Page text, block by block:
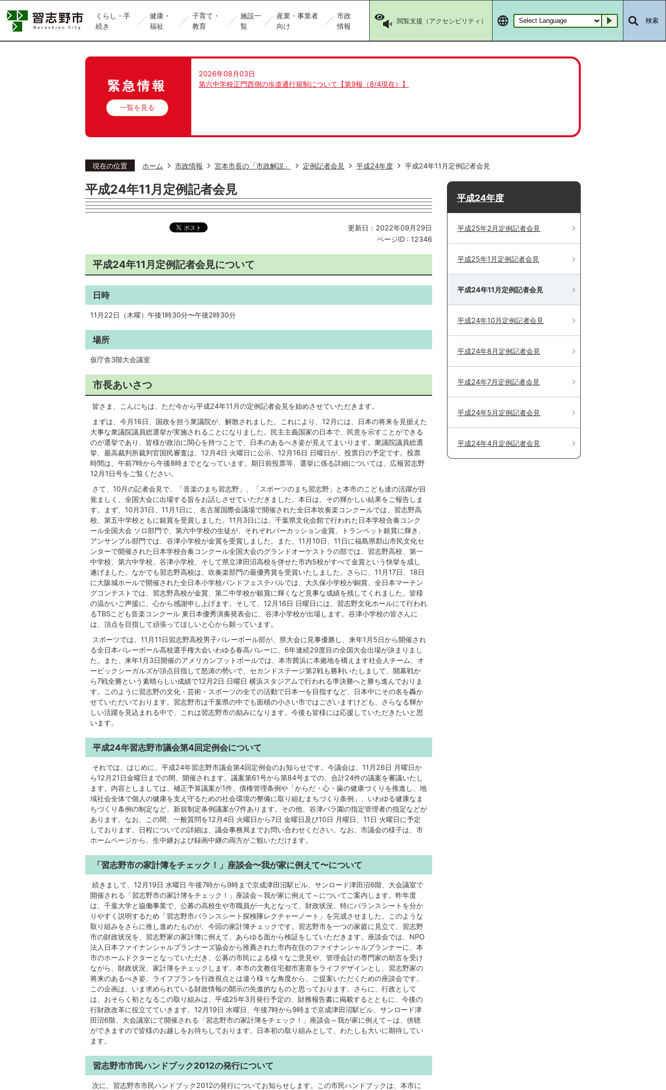
くらし・手
続き
健康・
福祉
子育て・
教育
施設一
覧
産業・事業者
向け
市政
情報
閲覧支援（アクセシビリティ） Go 検索
緊急情報
一覧を見る
2026年08月03日
第六中学校正門西側の歩道通行規制について【第9報（8/4現在）】
現在の位置 ホーム 市政情報 宮本市長の「市政解説」 定例記者会見 平成24年度 平成24年11月定例記者会見
平成24年11月定例記者会見
更新日：2022年09月29日
ページID : 12346
平成24年11月定例記者会見について
日時
11月22日（木曜）午後1時30分〜午後2時30分
場所
仮庁舎3階大会議室
市長あいさつ
皆さま、こんにちは、ただ今から平成24年11月の定例記者会見を始めさせていただきます。
まずは、今月16日、国政を担う衆議院が、解散されました。これにより、12月には、日本の将来を見据えた
大事な衆議院議員総選挙が実施されることになりました。民主主義国家の日本で、民意を示すことができる
のが選挙であり、皆様が政治に関心を持つことで、日本のあるべき姿が見えてまいります。衆議院議員総選
挙、最高裁判所裁判官国民審査は、12月4日 火曜日に公示、12月16日 日曜日が、投票日の予定です。投票
時間は、午前7時から午後8時までとなっています。期日前投票等、選挙に係る詳細については、広報習志野
12月1日号をご覧ください。
さて、10月の記者会見で、「音楽のまち習志野」、「スポーツのまち習志野」と本市のこども達の活躍が目
覚ましく、全国大会に出場する旨をお話しさせていただきました。本日は、その輝かしい結果をご報告しま
す。まず、10月31日、11月1日に、名古屋国際会議場で開催された全日本吹奏楽コンクールでは、習志野高
校、第五中学校ともに銀賞を受賞しました。11月3日には、千葉県文化会館で行われた日本学校合奏コンク
ール全国大会 ソロ部門で、第六中学校の生徒が、それぞれパーカッション金賞、トランペット銀賞に輝き、
アンサンブル部門では、谷津小学校が金賞を受賞しました。また、11月10日、11日に福島県郡山市民文化セ
ンターで開催された日本学校合奏コンクール全国大会のグランドオーケストラの部では、習志野高校、第一
中学校、第六中学校、谷津小学校、そして県立津田沼高校を併せた市内5校がすべて金賞という快挙を成し
遂げました。なかでも習志野高校は、吹奏楽部門の最優秀賞を受賞いたしました。さらに、11月17日、18日
に大阪城ホールで開催された全日本小学校バンドフェステバルでは、大久保小学校が銅賞、全日本マーチン
グコンテストでは、習志野高校が金賞、第二中学校が銀賞に輝くなど見事な成績を残してくれました。皆様
の温かいご声援に、心から感謝申し上げます。そして、12月16日 日曜日には、習志野文化ホールにて行われ
るTBSこども音楽コンクール 東日本優秀演奏発表会に、谷津小学校が出場します。谷津小学校の皆さんに
は、頂点を目指して頑張ってほしいと心から願っています。
スポーツでは、11月11日習志野高校男子バレーボール部が、県大会に見事優勝し、来年1月5日から開催され
る全日本バレーボール高校選手権大会いわゆる春高バレーに、6年連続29度目の全国大会出場が決まりまし
た。また、来年1月3日開催のアメリカンフットボールでは、本市茜浜に本拠地を構えます社会人チーム、オ
ービックシーガルズが頂点目指して怒涛の勢いで、セカンドステージ第2戦も勝利いたしまして、開幕戦か
ら7戦全勝という素晴らしい成績で12月2日 日曜日 横浜スタジアムで行われる準決勝へと勝ち進んでおりま
す。このように習志野の文化・芸術・スポーツの全ての活動で日本一を目指すなど、日本中にその名を轟か
せていただいております。習志野市は千葉県の中でも面積の小さい市ではございますけども、さらなる輝か
しい活躍を見込まれる中で、これは習志野市の励みになります。今後も皆様には応援していただきたいと思
います。
平成24年習志野市議会第4回定例会について
それでは、はじめに、平成24年習志野市議会第4回定例会のお知らせです。今議会は、11月26日 月曜日か
ら12月21日金曜日までの間、開催されます。議案第61号から第84号までの、合計24件の議案を審議いたし
ます。内容としましては、補正予算議案が1件、債権管理条例や「からだ・心・歯の健康づくりを推進し、地
域社会全体で個人の健康を支え守るための社会環境の整備に取り組むまちづくり条例」、いわゆる健康なま
ちづくり条例の制定など、新規制定条例議案が7件あります。その他、谷津バラ園の指定管理者の指定などが
あります。なお、この間、一般質問を12月4日 火曜日から7日 金曜日及び10日 月曜日、11日 火曜日に予定
しております。日程についての詳細は、議会事務局までお問い合わせください。なお、市議会の様子は、市
ホームページから、生中継および録画中継の両方がご観いただけます。
「習志野市の家計簿をチェック！」座談会〜我が家に例えて〜について
続きまして、12月19日 水曜日 午後7時から9時まで京成津田沼駅ビル、サンロード津田沼6階、大会議室で
開催される「習志野市の家計簿をチェック！」座談会～我が家に例えて～についてご案内します。昨年度
は、千葉大学と協働事業で、公募の高校生や市職員が一丸となって、財政状況、特にバランスシートを分か
りやすく説明するため「習志野市バランスシート探検隊レクチャーノート」を完成させました。このような
取り組みをさらに推し進めたものが、今回の家計簿チェックです。習志野市を一つの家庭に見立て、習志野
市の財政状況を、習志野家の家計簿に例えて、あらゆる面から検証をしていただきます。座談会では、NPO
法人日本ファイナンシャルプランナーズ協会から推薦された市内在住のファイナンシャルプランナーに、本
市のホームドクターとなっていただき、公募の市民による様々なご意見や、管理会計の専門家の助言を受け
ながら、財政状況、家計簿をチェックします。本市の文教住宅都市憲章をライフデザインとし、習志野家の
将来のあるべき姿、ライフプランを行政視点とは違う様々な角度から、ご提案いただくための座談会です。
この企画は、いま求められている財政情報の開示の先進的なものと思っております。さらに、行政として
は、おそらく初となるこの取り組みは、平成25年3月発行予定の、財務報告書に掲載するとともに、今後の
行財政改革に役立てていきます。12月19日 水曜日、午後7時から9時まで京成津田沼駅ビル、サンロード津
田沼6階、大会議室にて開催される「習志野市の家計簿をチェック！」座談会～我が家に例えて～は、傍聴
ができますので皆様のお越しをお待ちしております。日本初の取り組みとして、わたしも大いに期待してい
ます。
習志野市市民ハンドブック2012の発行について
次に、習志野市市民ハンドブック2012の発行についてお知らせします。この市民ハンドブックは、本市に
平成24年度
平成25年2月定例記者会見
平成25年1月定例記者会見
平成24年11月定例記者会見
平成24年10月定例記者会見
平成24年8月定例記者会見
平成24年7月定例記者会見
平成24年5月定例記者会見
平成24年4月定例記者会見